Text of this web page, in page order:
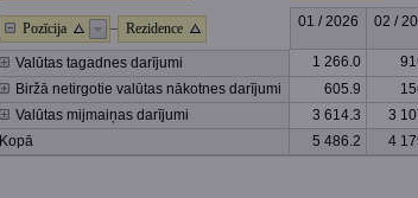
Pozīcija Rezidence 01 / 2026 02 /
Valūtas tagadnes darījumi 1 266.0
Biržā netirgotie valūtas nākotnes darījumi
605.9
Valūtas mijmaiņas darījumi
3 614.3 3
Kopā
5 486.2 4